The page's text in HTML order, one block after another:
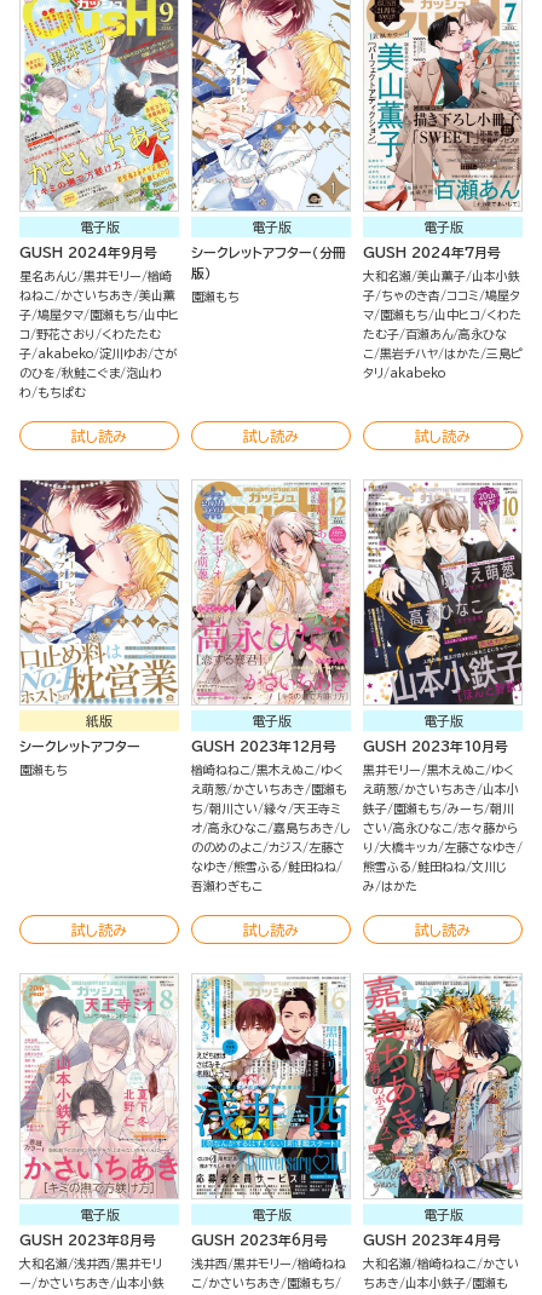
電子版
GUSH 2024年9月号
星名あんじ 黒井モリー 楢崎
ねねこ
かさいちあき 美山薫
子 鳩屋タマ 園瀬もち
山中ヒ
コ 野花さおり
くわたたむ
子 akabeko 淀川ゆお さが
のひを 秋鮭こぐま 泡山わ
わ
もちぱむ
試し読み
電子版
シークレットアフター（分冊
版）
園瀬もち
試し読み
電子版
GUSH 2024年7月号
大和名瀬 美山薫子 山本小鉄
子 ちゃのき杏 ココミ 鳩屋タ
マ 園瀬もち 山中ヒコ
くわた
たむ子 百瀬あん 高永ひな
こ 黒岩チハヤ はかた 三島ピ
タリ
akabeko
試し読み
紙版
シークレットアフター
園瀬もち
試し読み
電子版
GUSH 2023年12月号
楢崎ねねこ 黒木えぬこ
ゆく
え萌葱 かさいちあき
園瀬も
ち 朝川さい 縁々 天王寺ミ
オ 高永ひなこ 嘉島ちあき
し
ののめのよこ カジス 左藤さ
なゆき 熊雪ふる 鮭田ねね
吾瀬わぎもこ
試し読み
電子版
GUSH 2023年10月号
黒井モリー 黒木えぬこ
ゆく
え萌葱 かさいちあき
山本小
鉄子 園瀬もち みーち 朝川
さい 高永ひなこ 志々藤から
り
大橋キッカ 左藤さなゆき
熊雪ふる 鮭田ねね 文川じ
み
はかた
試し読み
電子版
GUSH 2023年8月号
大和名瀬 浅井西 黒井モリ
ー
かさいちあき
山本小鉄
電子版
GUSH 2023年6月号
浅井西 黒井モリー 楢崎ねね
こ
かさいちあき
園瀬もち
電子版
GUSH 2023年4月号
大和名瀬 楢崎ねねこ
かさい
ちあき
山本小鉄子 園瀬も